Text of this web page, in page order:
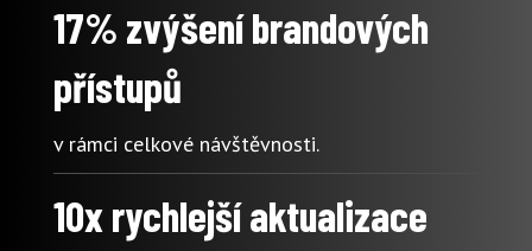
17% zvýšení brandových
přístupů
v rámci celkové návštěvnosti.
10x rychlejší aktualizace